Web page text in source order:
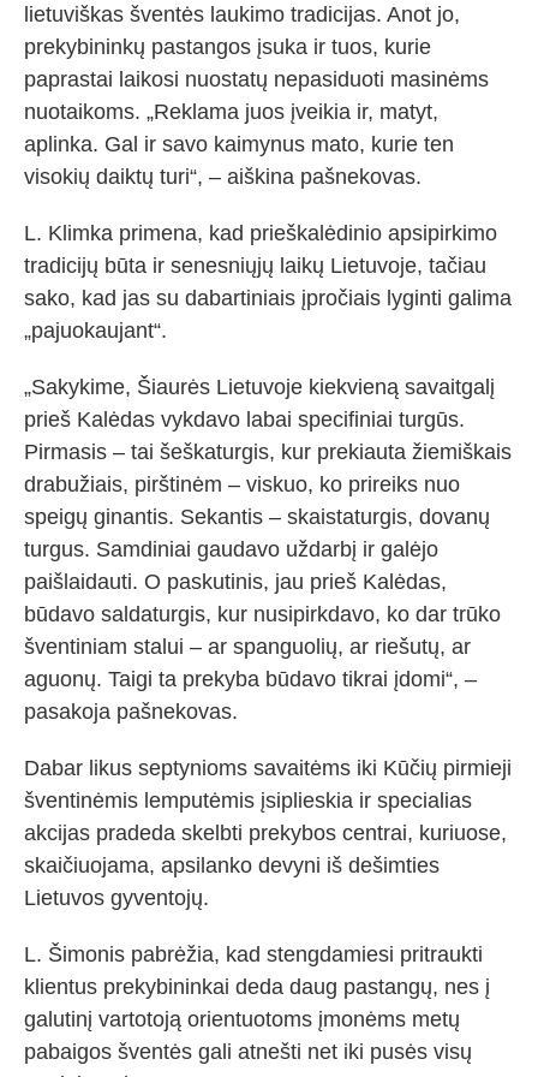
lietuviškas šventės laukimo tradicijas. Anot jo,
prekybininkų pastangos įsuka ir tuos, kurie
paprastai laikosi nuostatų nepasiduoti masinėms
nuotaikoms. „Reklama juos įveikia ir, matyt,
aplinka. Gal ir savo kaimynus mato, kurie ten
visokių daiktų turi“, – aiškina pašnekovas.
L. Klimka primena, kad prieškalėdinio apsipirkimo
tradicijų būta ir senesniųjų laikų Lietuvoje, tačiau
sako, kad jas su dabartiniais įpročiais lyginti galima
„pajuokaujant“.
„Sakykime, Šiaurės Lietuvoje kiekvieną savaitgalį
prieš Kalėdas vykdavo labai specifiniai turgūs.
Pirmasis – tai šeškaturgis, kur prekiauta žiemiškais
drabužiais, pirštinėm – viskuo, ko prireiks nuo
speigų ginantis. Sekantis – skaistaturgis, dovanų
turgus. Samdiniai gaudavo uždarbį ir galėjo
paišlaidauti. O paskutinis, jau prieš Kalėdas,
būdavo saldaturgis, kur nusipirkdavo, ko dar trūko
šventiniam stalui – ar spanguolių, ar riešutų, ar
aguonų. Taigi ta prekyba būdavo tikrai įdomi“, –
pasakoja pašnekovas.
Dabar likus septynioms savaitėms iki Kūčių pirmieji
šventinėmis lemputėmis įsiplieskia ir specialias
akcijas pradeda skelbti prekybos centrai, kuriuose,
skaičiuojama, apsilanko devyni iš dešimties
Lietuvos gyventojų.
L. Šimonis pabrėžia, kad stengdamiesi pritraukti
klientus prekybininkai deda daug pastangų, nes į
galutinį vartotoją orientuotoms įmonėms metų
pabaigos šventės gali atnešti net iki pusės visų